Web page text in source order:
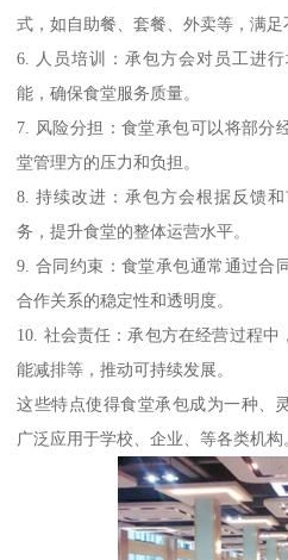
式，如自助餐、套餐、外卖等，满足
6. 人员培训：承包方会对员工进
能，确保食堂服务质量。
7. 风险分担：食堂承包可以将部分
堂管理方的压力和负担。
8. 持续改进：承包方会根据反馈
务，提升食堂的整体运营水平。
9. 合同约束：食堂承包通常通过合
合作关系的稳定性和透明度。
10. 社会责任：承包方在经营过程
能减排等，推动可持续发展。
这些特点使得食堂承包成为一种、
广泛应用于学校、企业、等各类机构